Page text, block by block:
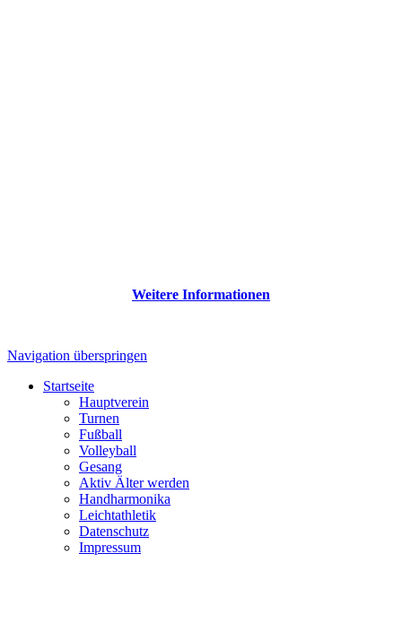
Weitere Informationen
Navigation überspringen
Startseite
Hauptverein
Turnen
Fußball
Volleyball
Gesang
Aktiv Älter werden
Handharmonika
Leichtathletik
Datenschutz
Impressum